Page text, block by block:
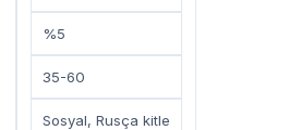
%5
35-60
Sosyal, Rusça kitle